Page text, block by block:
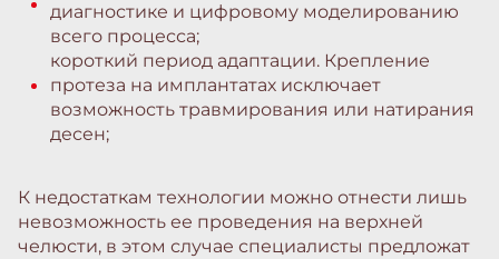
диагностике и цифровому моделированию
всего процесса;
короткий период адаптации. Крепление
протеза на имплантатах исключает
возможность травмирования или натирания
десен;
К недостаткам технологии можно отнести лишь
невозможность ее проведения на верхней
челюсти, в этом случае специалисты предложат